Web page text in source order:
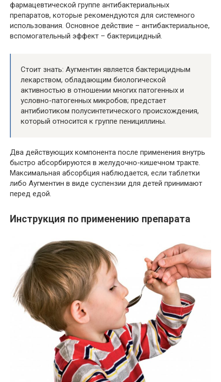
фармацевтической группе антибактериальных
препаратов, которые рекомендуются для системного
использования. Основное действие – антибактериальное,
вспомогательный эффект – бактерицидный.
Стоит знать: Аугментин является бактерицидным
лекарством, обладающим биологической
активностью в отношении многих патогенных и
условно-патогенных микробов; предстает
антибиотиком полусинтетического происхождения,
который относится к группе пенициллины.
Два действующих компонента после применения внутрь
быстро абсорбируются в желудочно-кишечном тракте.
Максимальная абсорбция наблюдается, если таблетки
либо Аугментин в виде суспензии для детей принимают
перед едой.
Инструкция по применению препарата